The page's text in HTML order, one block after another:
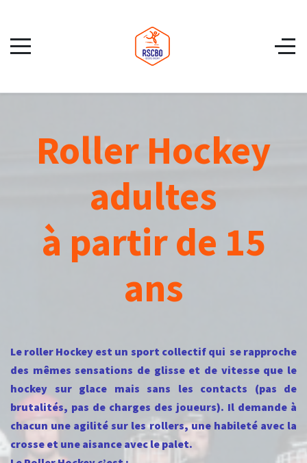
Roller Hockey
adultes
à partir de 15
ans
Le roller Hockey est un sport collectif qui se rapproche
des mêmes sensations de glisse et de vitesse que le
hockey sur glace mais sans les contacts (pas de
brutalités, pas de charges des joueurs). Il demande à
chacun une agilité sur les rollers, une habileté avec la
crosse et une aisance avec le palet.